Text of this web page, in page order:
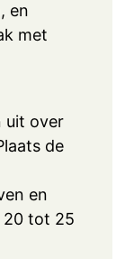
en
met
uit over
de
en
20 tot 25